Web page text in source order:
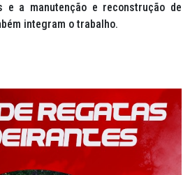
e a manutenção e reconstrução de
integram o trabalho.